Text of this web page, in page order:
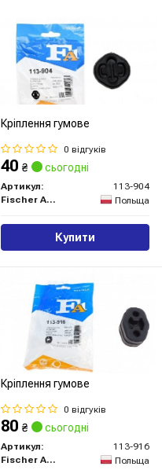
Кріплення гумове
0 відгуків
40 ₴ сьогодні
Артикул:
113-904
Fischer Automotive One (FA1)
Польща
Купити
Кріплення гумове
0 відгуків
80 ₴ сьогодні
Артикул:
113-916
Fischer Automotive One (FA1)
Польща